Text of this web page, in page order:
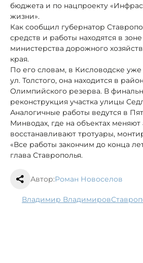
бюджета и по нацпроекту
жизни».
Как сообщил губернатор
средств и работы находятся в
министерства дорожного
края.
По его словам, в Кисловодске
ул. Толстого, она находится в
Олимпийского резерва. В
реконструкция участка улицы
Аналогичные работы ведутся в
Минводах, где на объектах меняют
восстанавливают тротуары,
«Все работы закончим до конца
глава Ставрополья.
Автор:Роман Новоселов
Владимир Владимиров